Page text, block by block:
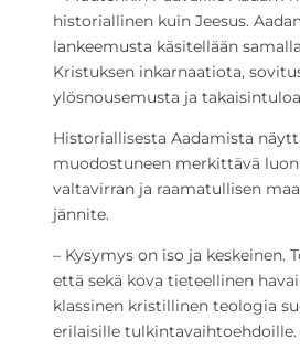
historiallinen kuin Jeesus.
lankeemusta käsitellään
Kristuksen inkarnaatiota,
ylösnousemusta ja
Historiallisesta Aadamista
muodostuneen merkittävä
valtavirran ja raamatullisen
jännite.
– Kysymys on iso ja keskeinen.
että sekä kova tieteellinen
klassinen kristillinen teologia
erilaisille tulkintavaihtoehdoille.